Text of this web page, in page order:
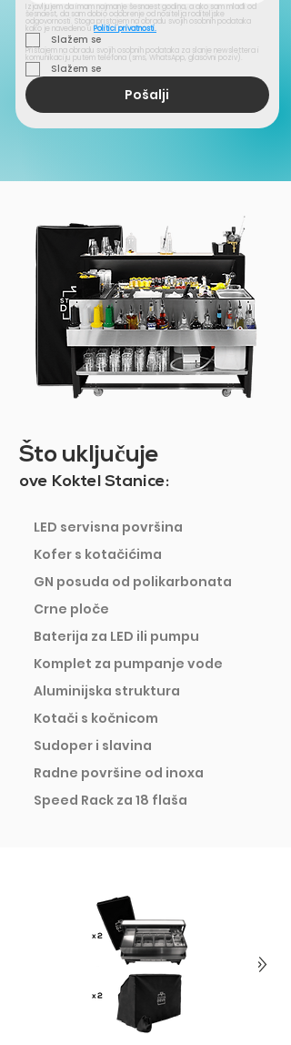
Izjavljujem da imam najmanje šesnaest godina, a ako sam mlađi od
šesnaest, da sam dobio odobrenje od nositelja roditeljske
odgovornosti. Stoga pristajem na obradu svojih osobnih podataka
kako je navedeno u Politici privatnosti.
Slažem se
Pristajem na obradu svojih osobnih podataka za slanje newslettera i
komunikaciju putem telefona (sms, WhatsApp, glasovni poziv).
Slažem se
Pošalji
Što uključuje
ove Koktel Stanice:
LED servisna površina
Kofer s kotačićima
GN posuda od polikarbonata
Crne ploče
Baterija za LED ili pumpu
Komplet za pumpanje vode
Aluminijska struktura
Kotači s kočnicom
Sudoper i slavina
Radne površine od inoxa
Speed Rack za 18 flaša